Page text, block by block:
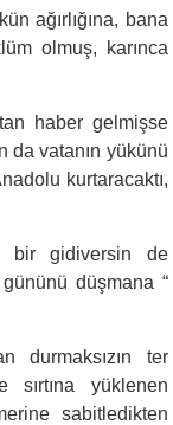
ağırlığına, bana
olmuş, karınca
haber gelmişse
da vatanın yükünü
kurtaracaktı,
bir gidiversin de
düşmana “
durmaksızın ter
yüklenen
sabitledikten